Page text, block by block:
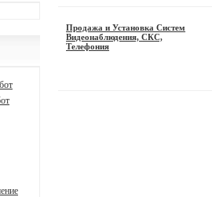
Продажа и Установка Систем
Видеонаблюдения, СКС,
Телефония